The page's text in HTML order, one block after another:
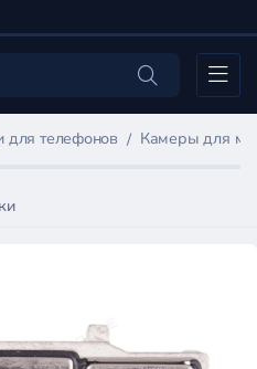
для телефонов Камеры для